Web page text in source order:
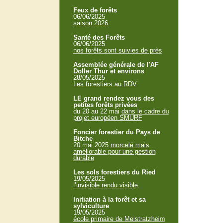
Feux de forêts
06/06/2025
saison 2026
Santé des Forêts
06/06/2025
nos forêts sont suivies de près
Assemblée générale de l'AF
Doller Thur et environs
28/05/2025
Les forestiers au RDV
LE grand rendez vous des
petites forêts privées
du 20 au 22 mai dans le cadre du
projet européen SMURF
Foncier forestier du Pays de
Bitche
20 mai 2025 morcelé mais
améliorable pour une gestion
durable
Les sols forestiers du Ried
19/05/2025
l’invisible rendu visible
Initiation à la forêt et sa
sylviculture
19/05/2025
école primaire de Meistratzheim